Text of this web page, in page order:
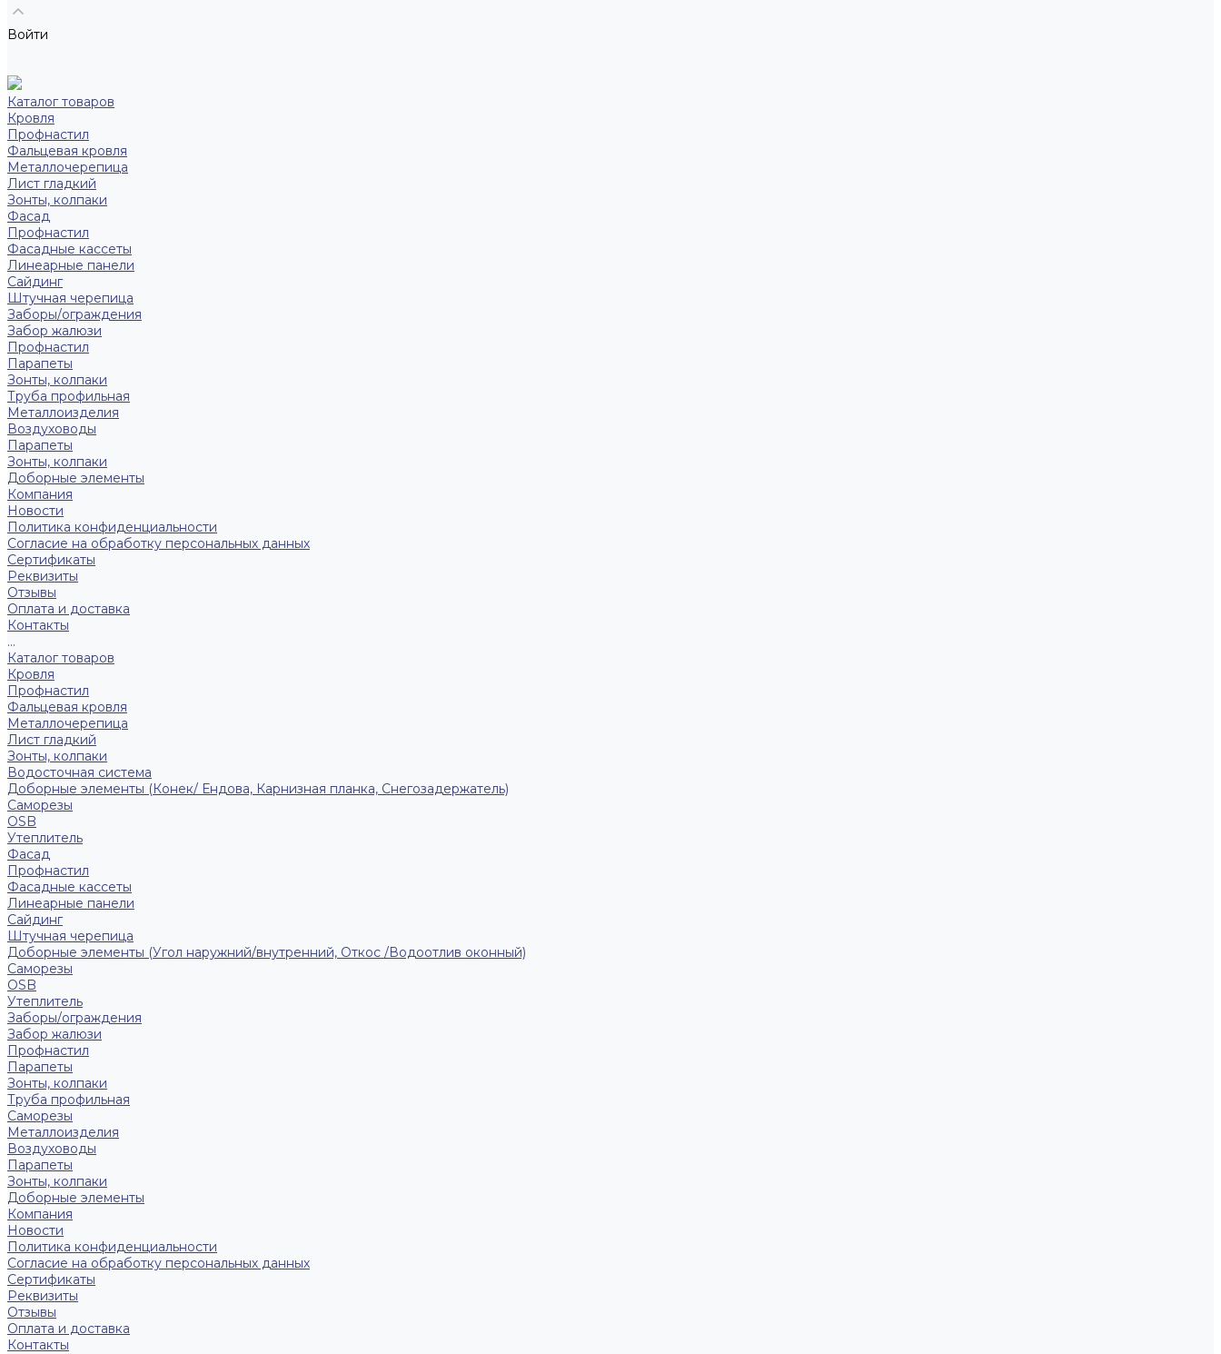
Войти
Каталог товаров
Кровля
Профнастил
Фальцевая кровля
Металлочерепица
Лист гладкий
Зонты, колпаки
Фасад
Профнастил
Фасадные кассеты
Линеарные панели
Сайдинг
Штучная черепица
Заборы/ограждения
Забор жалюзи
Профнастил
Парапеты
Зонты, колпаки
Труба профильная
Металлоизделия
Воздуховоды
Парапеты
Зонты, колпаки
Доборные элементы
Компания
Новости
Политика конфиденциальности
Согласие на обработку персональных данных
Сертификаты
Реквизиты
Отзывы
Оплата и доставка
Контакты
...
Каталог товаров
Кровля
Профнастил
Фальцевая кровля
Металлочерепица
Лист гладкий
Зонты, колпаки
Водосточная система
Доборные элементы (Конек/ Ендова, Карнизная планка, Снегозадержатель)
Саморезы
ОSB
Утеплитель
Фасад
Профнастил
Фасадные кассеты
Линеарные панели
Сайдинг
Штучная черепица
Доборные элементы (Угол наружний/внутренний, Откос /Водоотлив оконный)
Саморезы
OSB
Утеплитель
Заборы/ограждения
Забор жалюзи
Профнастил
Парапеты
Зонты, колпаки
Труба профильная
Саморезы
Металлоизделия
Воздуховоды
Парапеты
Зонты, колпаки
Доборные элементы
Компания
Новости
Политика конфиденциальности
Согласие на обработку персональных данных
Сертификаты
Реквизиты
Отзывы
Оплата и доставка
Контакты